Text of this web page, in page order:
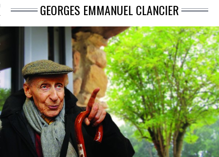
LIBERTÉ
BEAUTÉ
FOLIE
BONHEUR
GUERRE
GEORGES EMMANUEL CLANCIER